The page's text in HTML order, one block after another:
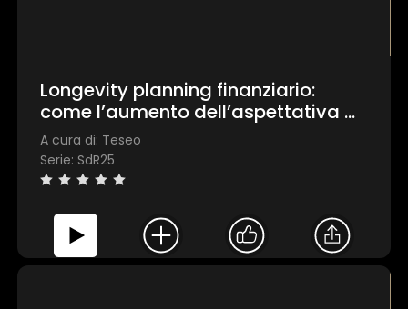
Longevity planning finanziario:
come l’aumento dell’aspettativa di
vita condiziona l'asset allocation di
portafoglio
A cura di: Teseo
Serie: SdR25